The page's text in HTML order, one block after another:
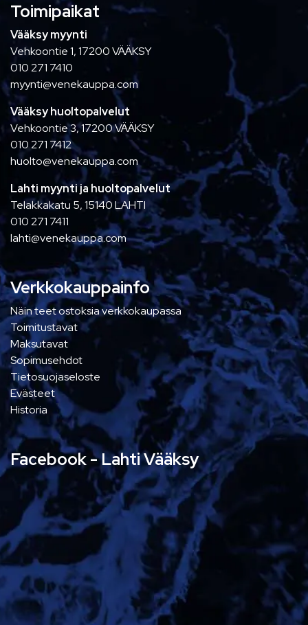
Toimipaikat
Vääksy myynti
Vehkoontie 1, 17200 VÄÄKSY
010 271 7410
myynti@venekauppa.com
Vääksy huoltopalvelut
Vehkoontie 3, 17200 VÄÄKSY
010 271 7412
huolto@venekauppa.com
Lahti myynti ja huoltopalvelut
Telakkakatu 5, 15140 LAHTI
010 271 7411
lahti@venekauppa.com
Verkkokauppainfo
Näin teet ostoksia verkkokaupassa
Toimitustavat
Maksutavat
Sopimusehdot
Tietosuojaseloste
Evästeet
Historia
Facebook - Lahti Vääksy